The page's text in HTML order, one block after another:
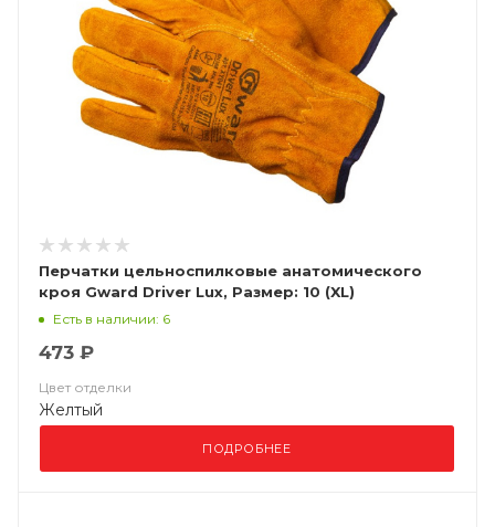
Перчатки цельноспилковые анатомического
кроя Gward Driver Lux, Размер: 10 (XL)
Есть в наличии: 6
473 ₽
Цвет отделки
Желтый
ПОДРОБНЕЕ